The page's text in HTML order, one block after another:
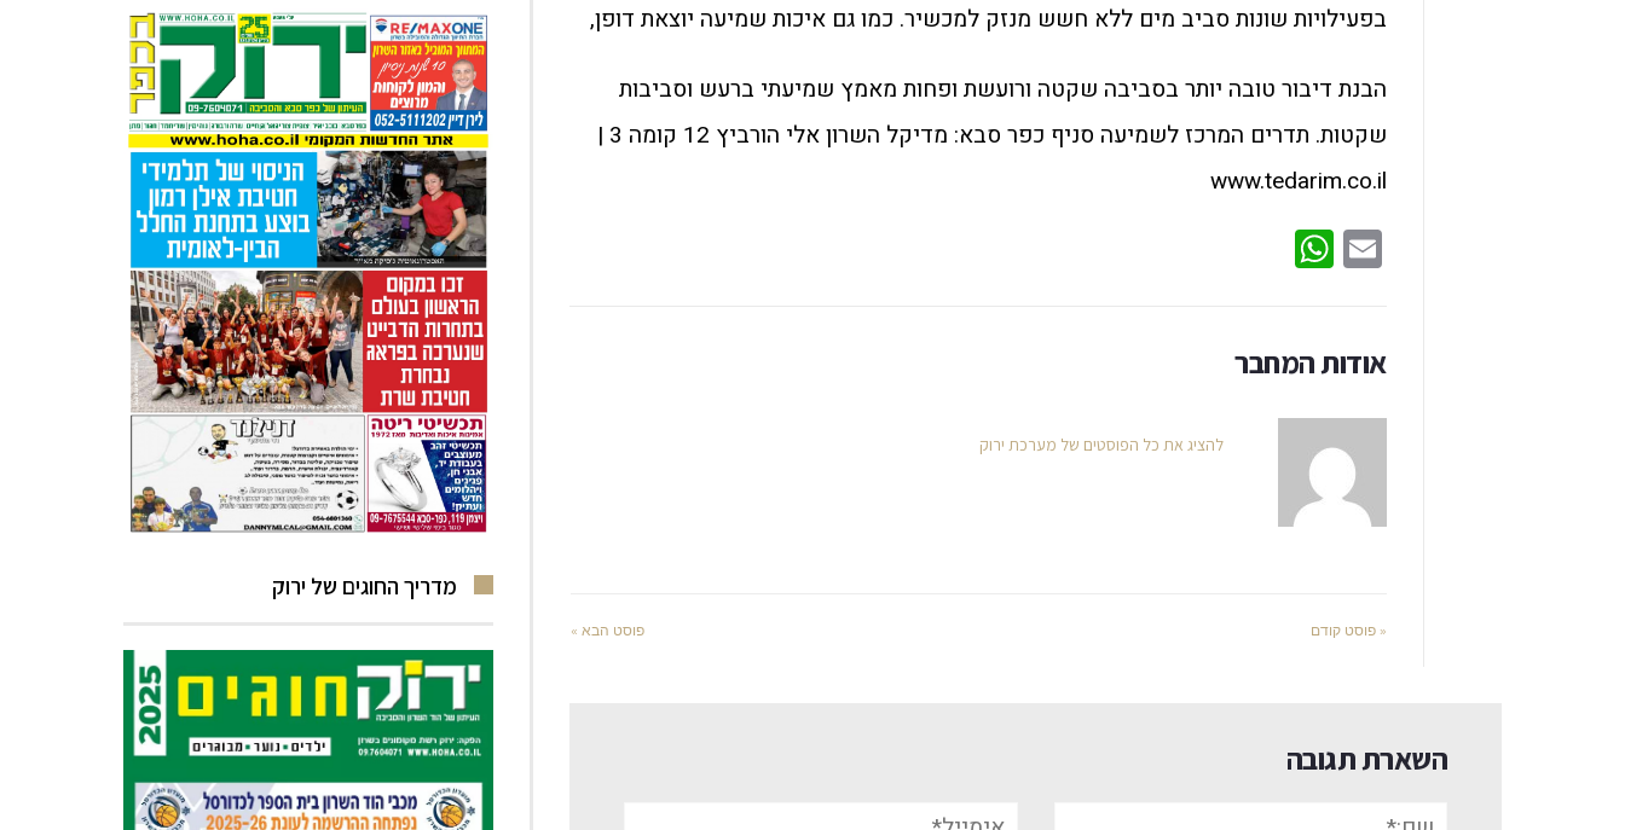
בפעילויות שונות סביב מים ללא חשש מנזק למכשיר. כמו גם איכות שמיעה יוצאת דופן,
הבנת דיבור טובה יותר בסביבה שקטה ורועשת ופחות מאמץ שמיעתי ברעש וסביבות
שקטות. תדרים המרכז לשמיעה סניף כפר סבא: מדיקל השרון אלי הורביץ 12 קומה 3 |
www.tedarim.co.il
Email
אודות המחבר
להציג את כל הפוסטים של מערכת ירוק
« פוסט קודם פוסט הבא »
השארת תגובה
אימייל*
מדריך החוגים של ירוק